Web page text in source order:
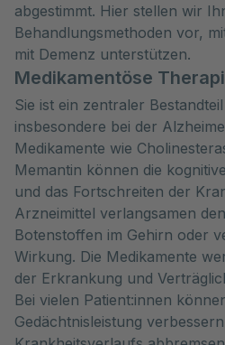
abgestimmt. Hier stellen wir
Behandlungsmethoden vor,
mit Demenz unterstützen.
Medikamentöse
Sie ist ein zentraler
insbesondere bei der
Medikamente wie
Memantin können die
und das Fortschreiten der
Arzneimittel verlangsamen
Botenstoffen im Gehirn oder
Wirkung. Die Medikamente
der Erkrankung und
Bei vielen Patient:innen
Gedächtnisleistung